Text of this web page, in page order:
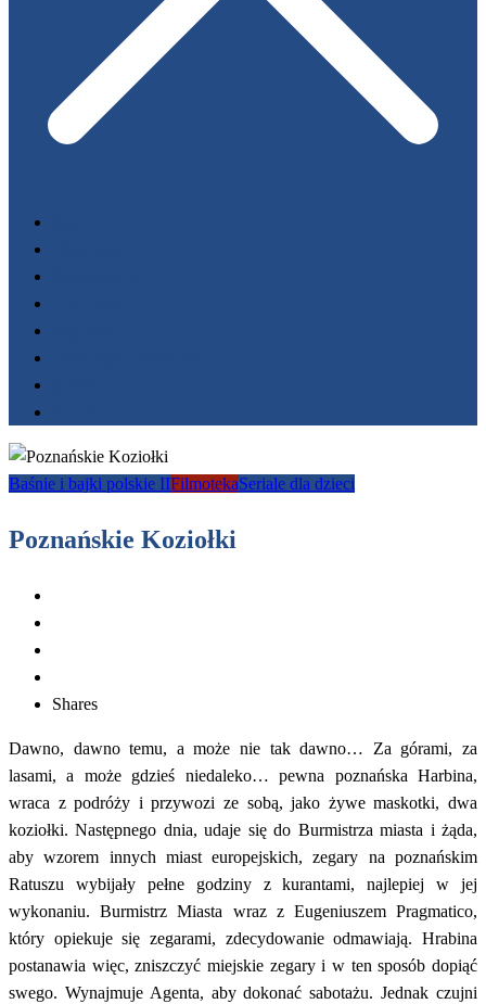
Baśnie i bajki polskie IIFilmotekaSeriale dla dzieci
Poznańskie Koziołki
Shares
Dawno, dawno temu, a może nie tak dawno… Za górami, za
lasami, a może gdzieś niedaleko… pewna poznańska Harbina,
wraca z podróży i przywozi ze sobą, jako żywe maskotki, dwa
koziołki. Następnego dnia, udaje się do Burmistrza miasta i żąda,
aby wzorem innych miast europejskich, zegary na poznańskim
Ratuszu wybijały pełne godziny z kurantami, najlepiej w jej
wykonaniu. Burmistrz Miasta wraz z Eugeniuszem Pragmatico,
który opiekuje się zegarami, zdecydowanie odmawiają. Hrabina
postanawia więc, zniszczyć miejskie zegary i w ten sposób dopiąć
swego. Wynajmuje Agenta, aby dokonać sabotażu. Jednak czujni